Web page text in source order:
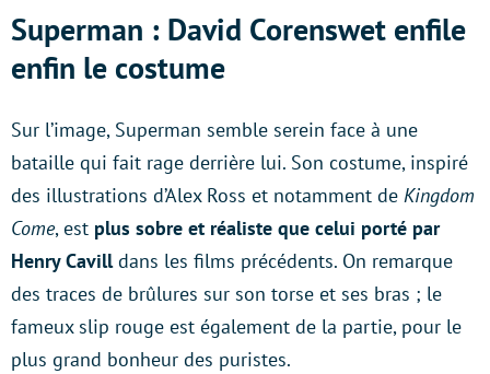
Superman : David Corenswet enfile
enfin le costume
Sur l’image, Superman semble serein face à une
bataille qui fait rage derrière lui. Son costume, inspiré
des illustrations d’Alex Ross et notamment de Kingdom
Come, est plus sobre et réaliste que celui porté par
Henry Cavilldans les films précédents. On remarque
des traces de brûlures sur son torse et ses bras ; le
fameux slip rouge est également de la partie, pour le
plus grand bonheur des puristes.